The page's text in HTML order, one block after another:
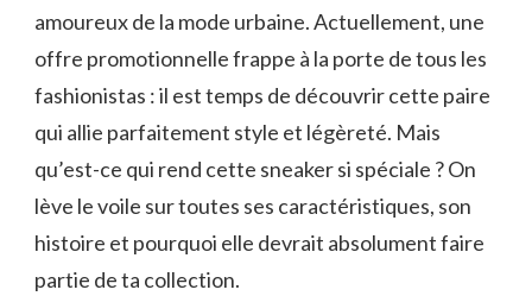
amoureux de la mode urbaine. Actuellement, une
offre promotionnelle frappe à la porte de tous les
fashionistas : il est temps de découvrir cette paire
qui allie parfaitement style et légèreté. Mais
qu’est-ce qui rend cette sneaker si spéciale ? On
lève le voile sur toutes ses caractéristiques, son
histoire et pourquoi elle devrait absolument faire
partie de ta collection.